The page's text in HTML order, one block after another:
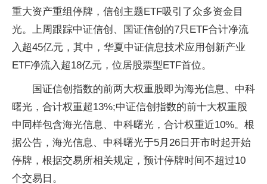
重大资产重组停牌，信创主题ETF吸引了众多资金目
光。上周跟踪中证信创、国证信创的7只ETF合计净流
入超45亿元，其中，华夏中证信息技术应用创新产业
ETF净流入超18亿元，位居股票型ETF首位。
国证信创指数的前两大权重股即为海光信息、中科
曙光，合计权重超13%;中证信创指数的前十大权重股
中同样包含海光信息、中科曙光，合计权重近10%。根
据公告，海光信息、中科曙光于5月26日开市时起开始
停牌，根据交易所相关规定，预计停牌时间不超过10
个交易日。